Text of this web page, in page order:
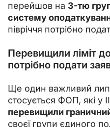
перейшов на 3-тю
систему
півріччя потрібно
Перевищили ліміт
потрібно подати
Ще один важливий
стосується ФОП, які у
перевищили
своєї групи єдиного